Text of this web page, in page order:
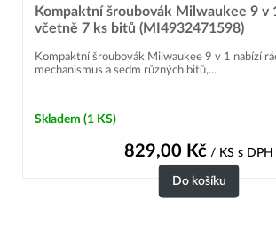
Kompaktní šroubovák Milwaukee 9 v
včetně 7 ks bitů (MI4932471598)
Kompaktní šroubovák Milwaukee 9 v 1 nabízí
mechanismus a sedm různých bitů,...
Skladem (1 KS)
829,00 Kč / KS s DPH
Do košíku